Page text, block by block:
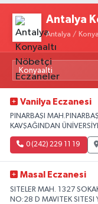
Antalya
Antalya /
Vanilya Eczanesi
PINARBAŞI
KAVŞAĞINDAN
0 (242) 229 11 19
Masal Eczanesi
SITELER MAH. 1327
NO:28 D MAVITEK SITESI